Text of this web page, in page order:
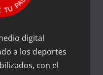
digital
a los deportes
con el